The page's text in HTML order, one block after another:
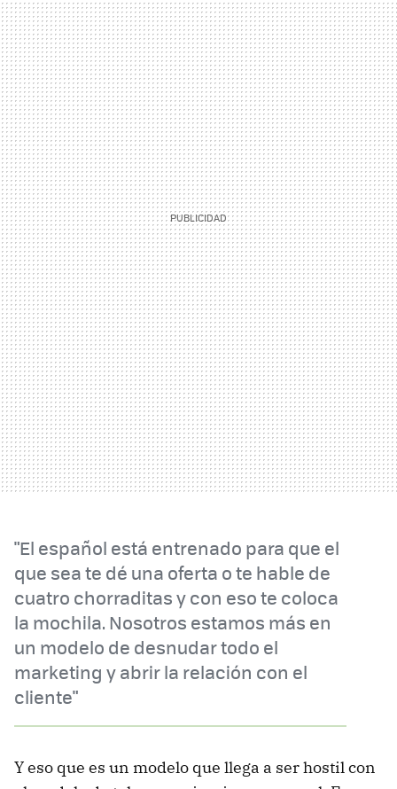
"El español está entrenado para que el
que sea te dé una oferta o te hable de
cuatro chorraditas y con eso te coloca
la mochila. Nosotros estamos más en
un modelo de desnudar todo el
marketing y abrir la relación con el
cliente"
Y eso que es un modelo que llega a ser hostil con